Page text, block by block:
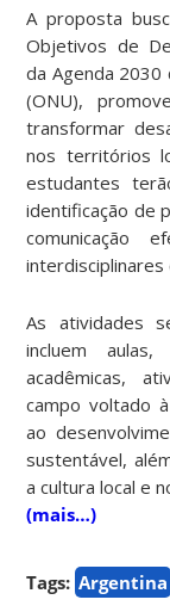
A proposta
Objetivos de
da Agenda 2030
(ONU),
transformar
nos territórios
estudantes
identificação de
comunicação
interdisciplinares
As atividades
incluem aulas,
acadêmicas,
campo voltado
ao
sustentável,
a cultura local e
(mais…)
Tags: Argentina